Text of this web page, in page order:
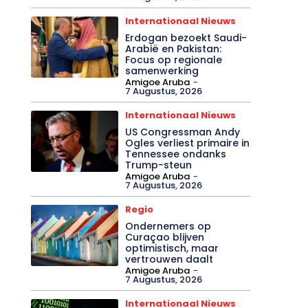
Internationaal Nieuws
Erdogan bezoekt Saudi-
Arabië en Pakistan:
Focus op regionale
samenwerking
Amigoe Aruba -
7 Augustus, 2026
Internationaal Nieuws
US Congressman Andy
Ogles verliest primaire in
Tennessee ondanks
Trump-steun
Amigoe Aruba -
7 Augustus, 2026
Regio
Ondernemers op
Curaçao blijven
optimistisch, maar
vertrouwen daalt
Amigoe Aruba -
7 Augustus, 2026
Internationaal Nieuws